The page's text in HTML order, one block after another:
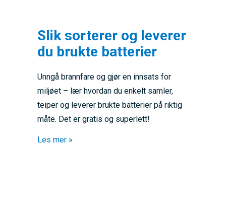
Slik sorterer og leverer
du brukte batterier
Unngå brannfare og gjør en innsats for
miljøet – lær hvordan du enkelt samler,
teiper og leverer brukte batterier på riktig
måte. Det er gratis og superlett!
Les mer »